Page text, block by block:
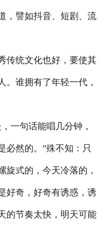
，譬如抖音、短剧、流
统文化也好，要使其
。谁拥有了年轻一代，
句话能唱几分钟，
必然的。”殊不知：只
旋式的，今天冷落的，
好奇，好奇有诱惑，诱
的节奏太快，明天可能